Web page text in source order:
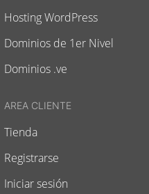
Hosting WordPress
Dominios de 1er Nivel
Dominios .ve
AREA CLIENTE
Tienda
Registrarse
Iniciar sesión